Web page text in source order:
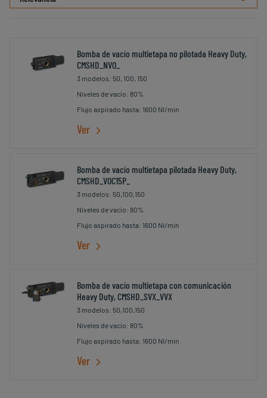
Bomba de vacío multietapa no pilotada Heavy Duty,
CMSHD_NVO_
3 modelos: 50, 100, 150
Niveles de vacío: 80%
Flujo aspirado hasta: 1600 Nl/min
Ver
Bomba de vacío multietapa pilotada Heavy Duty,
CMSHD_VOC15P_
3 modelos: 50,100,150
Niveles de vacío: 80%
Flujo aspirado hasta: 1600 Nl/min
Ver
Bomba de vacío multietapa con comunicación
Heavy Duty, CMSHD_SVX_VVX
3 modelos: 50,100,150
Niveles de vacío: 80%
Flujo aspirado hasta: 1600 Nl/min
Ver